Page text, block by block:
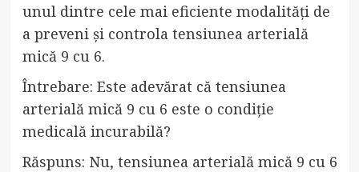
unul dintre cele mai eficiente modalități de
a preveni și controla tensiunea arterială
mică 9 cu 6.
Întrebare: Este adevărat că tensiunea
arterială mică 9 cu 6 este o condiție
medicală incurabilă?
Răspuns: Nu, tensiunea arterială mică 9 cu 6